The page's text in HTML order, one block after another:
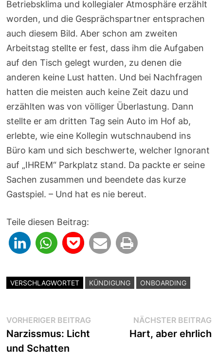
Betriebsklima und kollegialer Atmosphäre erzählt
worden, und die Gesprächspartner entsprachen
auch diesem Bild. Aber schon am zweiten
Arbeitstag stellte er fest, dass ihm die Aufgaben
auf den Tisch gelegt wurden, zu denen die
anderen keine Lust hatten. Und bei Nachfragen
hatten die meisten auch keine Zeit dazu und
erzählten was von völliger Überlastung. Dann
stellte er am dritten Tag sein Auto im Hof ab,
erlebte, wie eine Kollegin wutschnaubend ins
Büro kam und sich beschwerte, welcher Ignorant
auf „IHREM“ Parkplatz stand. Da packte er seine
Sachen zusammen und beendete das kurze
Gastspiel. – Und hat es nie bereut.
Teile diesen Beitrag:
VERSCHLAGWORTET KÜNDIGUNG ONBOARDING
Beitragsnavigation
VORHERIGER BEITRAG Vorheriger
Narzissmus: Licht
und Schatten
NÄCHSTER BEITRAG
Hart, aber ehrlich